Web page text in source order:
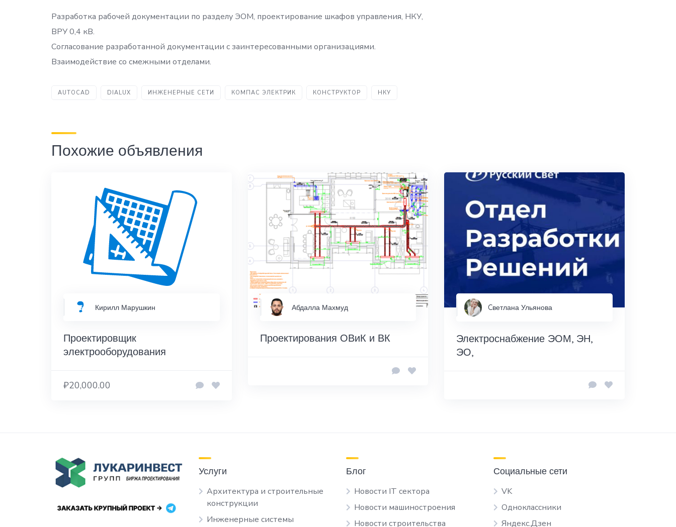
Разработка рабочей документации по разделу ЭОМ, проектирование шкафов управления, НКУ,
ВРУ 0,4 кВ.
Согласование разработанной документации с заинтересованными организациями.
Взаимодействие со смежными отделами.
AUTOCAD DIALUX ИНЖЕНЕРНЫЕ СЕТИ КОМПАС ЭЛЕКТРИК КОНСТРУКТОР НКУ
Похожие объявления
Кирилл Марушкин
Проектировщик
электрооборудования
₽20,000.00
Абдалла Махмуд
Проектирования ОВиК и ВК
Cветлана Ульянова
Электроснабжение ЭОМ, ЭН,
ЭО,
Услуги
Архитектура и строительные
конструкции
Инженерные системы
Блог
Новости IT сектора
Новости машиностроения
Новости строительства
Социальные сети
VK
Одноклассники
Яндекс.Дзен